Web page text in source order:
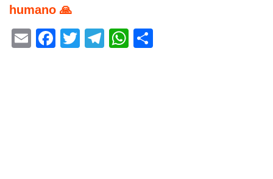
humano 🙏
EmailFacebook
Twitter
Telegram
WhatsApp